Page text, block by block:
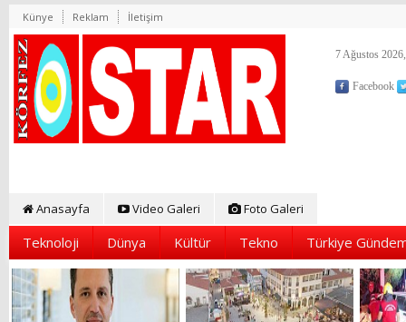
Künye Reklam İletişim
7 Ağustos
Facebook
Anasayfa Video Galeri Foto Galeri
Teknoloji Dünya Kültür Tekno Türkiye